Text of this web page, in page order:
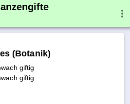
(Botanik)
giftig
giftig